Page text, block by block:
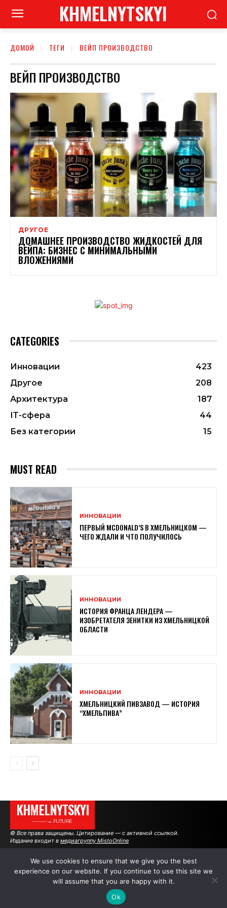
KHMELNYTSKYI
ДОМОЙ ТЕГИ ВЕЙП ПРОИЗВОДСТВО
ВЕЙП ПРОИЗВОДСТВО
ДРУГОЕ
ДОМАШНЕЕ ПРОИЗВОДСТВО ЖИДКОСТЕЙ ДЛЯ
ВЕЙПА: БИЗНЕС С МИНИМАЛЬНЫМИ
ВЛОЖЕНИЯМИ
CATEGORIES
Инновации
423
Другое
208
Архитектура
187
ІТ-сфера
44
Без категории
15
MUST READ
ИННОВАЦИИ
ПЕРВЫЙ MCDONALD’S В ХМЕЛЬНИЦКОМ —
ЧЕГО ЖДАЛИ И ЧТО ПОЛУЧИЛОСЬ
ИННОВАЦИИ
ИСТОРИЯ ФРАНЦА ЛЕНДЕРА —
ИЗОБРЕТАТЕЛЯ ЗЕНИТКИ ИЗ ХМЕЛЬНИЦКОЙ
ОБЛАСТИ
ИННОВАЦИИ
ХМЕЛЬНИЦКИЙ ПИВЗАВОД — ИСТОРИЯ
“ХМЕЛЬПИВА”
KHMELNYTSKYI
———→ FUTURE
© Все права защищены. Цитирование — с активной ссылкой.
Издание входит в медиагруппу MistoOnline
АВТОРЫ РЕКЛАМА НА САЙТЕ
We use cookies to ensure that we give you the best
experience on our website. If you continue to use this site we
will assume that you are happy with it.
Ok